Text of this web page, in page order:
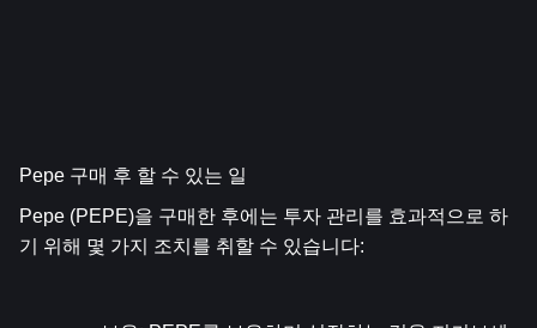
Pepe 구매 후 할 수 있는 일
Pepe (PEPE)을 구매한 후에는 투자 관리를 효과적으로 하
기 위해 몇 가지 조치를 취할 수 있습니다: